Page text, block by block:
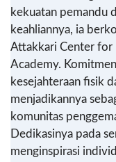
kekuatan pemandu
keahliannya, ia
Attakkari Center for
Academy.
kesejahteraan fisik
menjadikannya
komunitas
Dedikasinya pada
menginspirasi